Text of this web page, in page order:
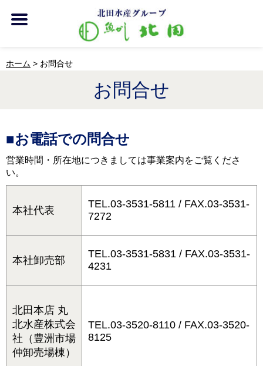
ホーム > お問合せ
お問合せ
■お電話での問合せ
営業時間・所在地につきましては事業案内をご覧くださ
い。
本社代表
TEL.03-3531-5811 / FAX.03-3531-
7272
本社卸売部
TEL.03-3531-5831 / FAX.03-3531-
4231
北田本店 丸
北水産株式会
社（豊洲市場
仲卸売場棟）
TEL.03-3520-8110 / FAX.03-3520-
8125